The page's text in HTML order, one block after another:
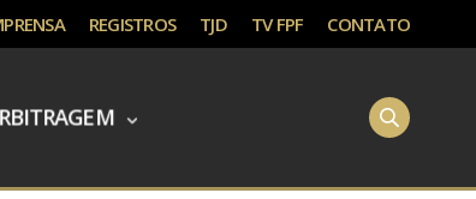
REGISTROS TJD TV FPF CONTATO